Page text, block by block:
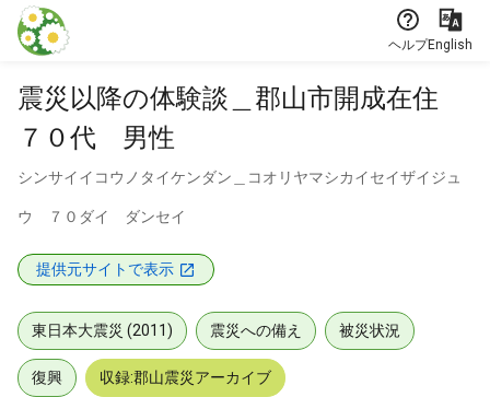
本文に飛ぶ
ヘルプEnglish
震災以降の体験談＿郡山市開成在住
７０代 男性
シンサイイコウノタイケンダン＿コオリヤマシカイセイザイジュ
ウ ７０ダイ ダンセイ
提供元サイトで表示
東日本大震災 (2011) 震災への備え 被災状況
復興 収録:郡山震災アーカイブ